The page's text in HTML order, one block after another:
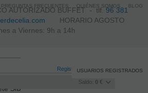
AUTORIZADO BUFFET -tlf.96 381
HORARIO AGOSTO
a Viernes: 9h a 14h
Registro /Iniciar sesión
Saldo: 0 €
USUARIOS REGISTRADOS
SIb
PREGUNTAS FRECUENTES QUIÉNES SOMOS BLOG